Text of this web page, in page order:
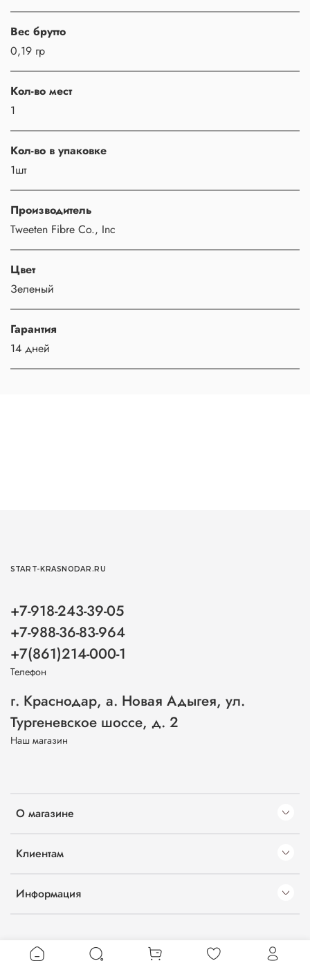
Вес брутто
0,19 гр
Кол-во мест
1
Кол-во в упаковке
1шт
Производитель
Tweeten Fibre Co., Inc
Цвет
Зеленый
Гарантия
14 дней
О магазине
Клиентам
Информация
START-KRASNODAR.RU
+7-918-243-39-05
+7-988-36-83-964
+7(861)214-000-1
Телефон
г. Краснодар, а. Новая Адыгея, ул.
Тургеневское шоссе, д. 2
Наш магазин